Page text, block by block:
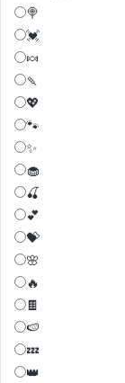
🍭
💓
🍬
🍡
💖
🐾
✨
🧁
🍒
💕
💝
🌸
🔥
🍫
🍉
💤
👑